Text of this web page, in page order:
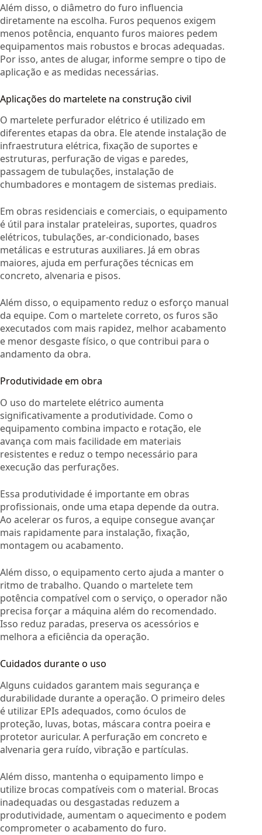
Além disso, o diâmetro do furo influencia
diretamente na escolha. Furos pequenos exigem
menos potência, enquanto furos maiores pedem
equipamentos mais robustos e brocas adequadas.
Por isso, antes de alugar, informe sempre o tipo de
aplicação e as medidas necessárias.
Aplicações do martelete na construção civil
O martelete perfurador elétrico é utilizado em
diferentes etapas da obra. Ele atende instalação de
infraestrutura elétrica, fixação de suportes e
estruturas, perfuração de vigas e paredes,
passagem de tubulações, instalação de
chumbadores e montagem de sistemas prediais.
Em obras residenciais e comerciais, o equipamento
é útil para instalar prateleiras, suportes, quadros
elétricos, tubulações, ar-condicionado, bases
metálicas e estruturas auxiliares. Já em obras
maiores, ajuda em perfurações técnicas em
concreto, alvenaria e pisos.
Além disso, o equipamento reduz o esforço manual
da equipe. Com o martelete correto, os furos são
executados com mais rapidez, melhor acabamento
e menor desgaste físico, o que contribui para o
andamento da obra.
Produtividade em obra
O uso do martelete elétrico aumenta
significativamente a produtividade. Como o
equipamento combina impacto e rotação, ele
avança com mais facilidade em materiais
resistentes e reduz o tempo necessário para
execução das perfurações.
Essa produtividade é importante em obras
profissionais, onde uma etapa depende da outra.
Ao acelerar os furos, a equipe consegue avançar
mais rapidamente para instalação, fixação,
montagem ou acabamento.
Além disso, o equipamento certo ajuda a manter o
ritmo de trabalho. Quando o martelete tem
potência compatível com o serviço, o operador não
precisa forçar a máquina além do recomendado.
Isso reduz paradas, preserva os acessórios e
melhora a eficiência da operação.
Cuidados durante o uso
Alguns cuidados garantem mais segurança e
durabilidade durante a operação. O primeiro deles
é utilizar EPIs adequados, como óculos de
proteção, luvas, botas, máscara contra poeira e
protetor auricular. A perfuração em concreto e
alvenaria gera ruído, vibração e partículas.
Além disso, mantenha o equipamento limpo e
utilize brocas compatíveis com o material. Brocas
inadequadas ou desgastadas reduzem a
produtividade, aumentam o aquecimento e podem
comprometer o acabamento do furo.